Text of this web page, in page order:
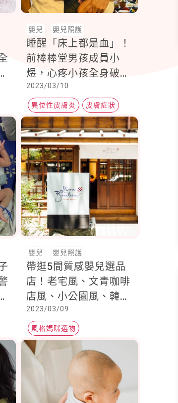
嬰兒 嬰兒照護
睡醒「床上都是血」！
前棒棒堂男孩成員小
煜，心疼小孩全身破皮
都是因為這疾病
2023/03/10
異位性皮膚炎 皮膚症狀
肌膚保濕
嬰兒 嬰兒照護
帶逛5間質感嬰兒選品
店！老宅風、文青咖啡
店風、小公園風、韓式
網美風......好逛又好拍
2023/03/09
風格媽咪選物